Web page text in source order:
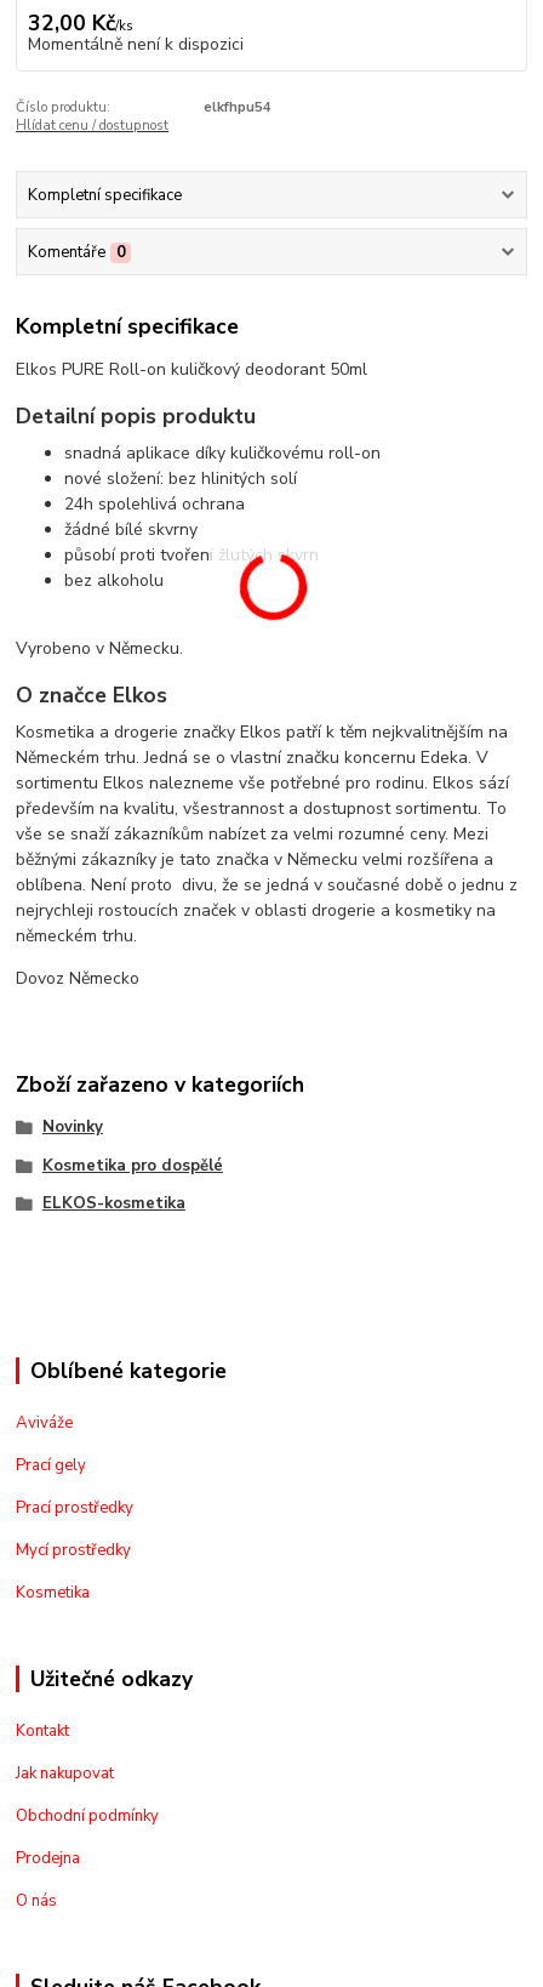
32,00 Kč/ks
Momentálně není k dispozici
Číslo produktu:
elkfhpu54
Hlídat cenu / dostupnost
Kompletní specifikace
Komentáře 0
Kompletní specifikace
Elkos PURE Roll-on kuličkový deodorant 50ml
Detailní popis produktu
snadná aplikace díky kuličkovému roll-on
nové složení: bez hlinitých solí
24h spolehlivá ochrana
žádné bílé skvrny
působí proti tvoření žlutých skvrn
bez alkoholu
Vyrobeno v Německu.
O značce Elkos
Kosmetika a drogerie značky Elkos patří k těm nejkvalitnějším na
Německém trhu. Jedná se o vlastní značku koncernu Edeka. V
sortimentu Elkos nalezneme vše potřebné pro rodinu. Elkos sází
především na kvalitu, všestrannost a dostupnost sortimentu. To
vše se snaží zákazníkům nabízet za velmi rozumné ceny. Mezi
běžnými zákazníky je tato značka v Německu velmi rozšířena a
oblíbena. Není proto divu, že se jedná v současné době o jednu z
nejrychleji rostoucích značek v oblasti drogerie a kosmetiky na
německém trhu.
Dovoz Německo
Zboží zařazeno v kategoriích
Novinky
Kosmetika pro dospělé
ELKOS-kosmetika
Oblíbené kategorie
Aviváže
Prací gely
Prací prostředky
Mycí prostředky
Kosmetika
Užitečné odkazy
Kontakt
Jak nakupovat
Obchodní podmínky
Prodejna
O nás